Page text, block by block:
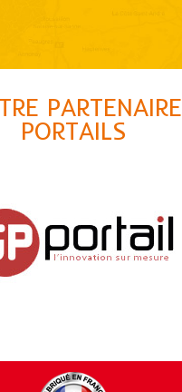
PARTENAIRE
PORTAILS